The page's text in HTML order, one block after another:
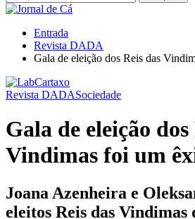
Entrada
Revista DADA
Gala de eleição dos Reis das
Revista DADASociedade
Gala de eleição dos
Vindimas foi um
Joana Azenheira e
eleitos Reis das Vindimas